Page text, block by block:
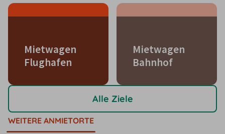
Mietwagen
Flughafen
Mietwagen
Bahnhof
Alle Ziele
WEITERE ANMIETORTE